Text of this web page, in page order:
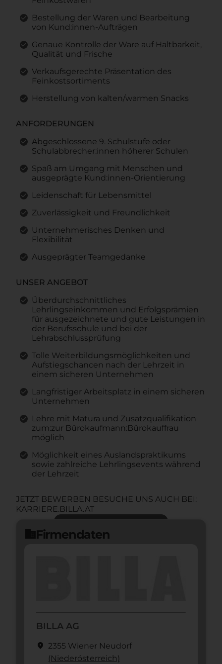
Bestellung der Waren und Bearbeitung
von Kund:innen-Aufträgen
Genaue Kontrolle der Ware auf Haltbarkeit,
Qualität und Frische
Verkaufsgerechte Präsentation des
Feinkostsortiments
Herstellung von kalten/warmen Snacks
ANFORDERUNGEN
Abgeschlossene 9. Schulstufe oder
Schulabbrecher:innen höherer Schulen
Spaß am Umgang mit Menschen und
ausgeprägte Kund:innen-Orientierung
Leidenschaft für Lebensmittel
Zuverlässigkeit und Freundlichkeit
Unternehmerisches Denken und
Flexibilität
Ausgeprägter Teamgedanke
UNSER ANGEBOT
Überdurchschnittliches
Lehrlingseinkommen und Erfolgsprämien
für ausgezeichnete und gute Leistungen in
der Berufsschule und bei der
Lehrabschlussprüfung
Tolle Weiterbildungsmöglichkeiten und
Aufstiegschancen nach der Lehrzeit in
einem sicheren Unternehmen
Langfristiger Arbeitsplatz in einem sicheren
Unternehmen
Lehre mit Matura und Zusatzqualifikation
zum:zur Bürokaufmann:Bürokauffrau
möglich
Möglichkeit eines Auslandspraktikums
sowie zahlreiche Lehrlingsevents während
der Lehrzeit
JETZT BEWERBEN BESUCHE UNS AUCH BEI:
KARRIERE.BILLA.AT
domainFirmendaten
BILLA AG
location_on 2355 Wiener Neudorf
(Nieder­österreich)